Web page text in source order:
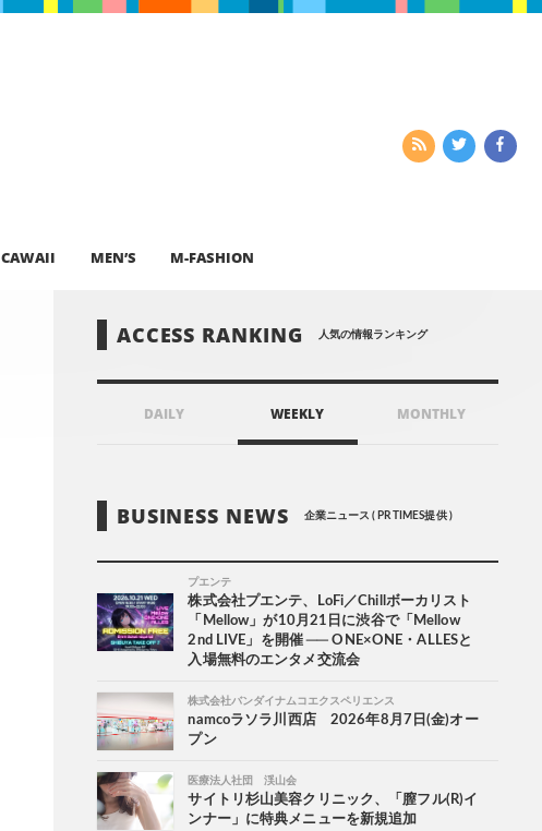
CAWAII MEN’S M-FASHION
ACCESS RANKING 人気の情報ランキング
DAILY WEEKLY MONTHLY
BUSINESS NEWS 企業ニュース ( PR TIMES提供 )
プエンテ
株式会社プエンテ、LoFi／Chillボーカリスト
「Mellow」が10月21日に渋谷で「Mellow
2nd LIVE」を開催 ── ONE×ONE・ALLESと
入場無料のエンタメ交流会
株式会社バンダイナムコエクスペリエンス
namcoラソラ川西店 2026年8月7日(金)オー
プン
医療法人社団 渓山会
サイトリ杉山美容クリニック、「膣フル(R)イ
ンナー」に特典メニューを新規追加